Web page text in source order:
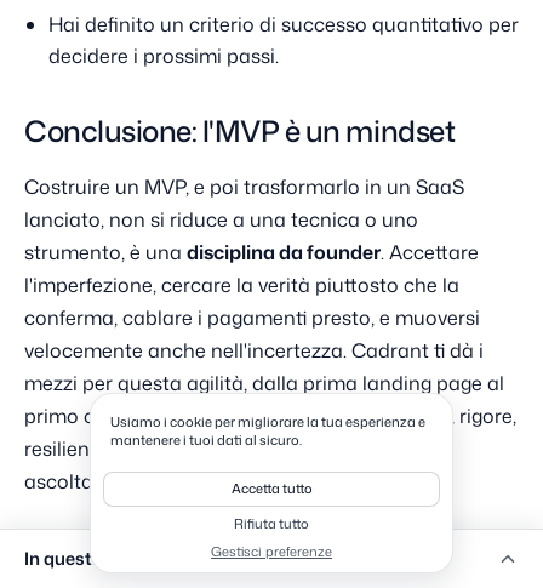
Usiamo i cookie per migliorare la tua esperienza e
mantenere i tuoi dati al sicuro.
Accetta tutto
Rifiuta tutto
Gestisci preferenze
Hai definito un criterio di successo quantitativo per
decidere i prossimi passi.
Conclusione: l'MVP è un mindset
Costruire un MVP, e poi trasformarlo in un SaaS
lanciato, non si riduce a una tecnica o uno
strumento, è una disciplina da founder. Accettare
l'imperfezione, cercare la verità piuttosto che la
conferma, cablare i pagamenti presto, e muoversi
velocemente anche nell'incertezza. Cadrant ti dà i
mezzi per questa agilità, dalla prima landing page al
primo cliente pagante e oltre. Il resto, curiosità, rigore,
resilienza, è la tua parte del contratto. Lancia,
ascolta, migliora, ricomincia.
In questa pagina